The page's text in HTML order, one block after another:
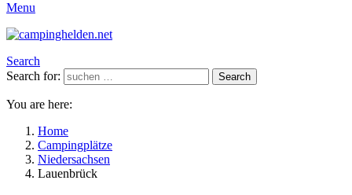
Menu
Search
Search for:
Search
You are here:
Home
Campingplätze
Niedersachsen
Lauenbrück